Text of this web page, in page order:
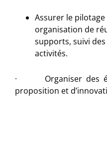
Assurer le
organisation de
supports, suivi
activités.
· Organiser des
proposition et